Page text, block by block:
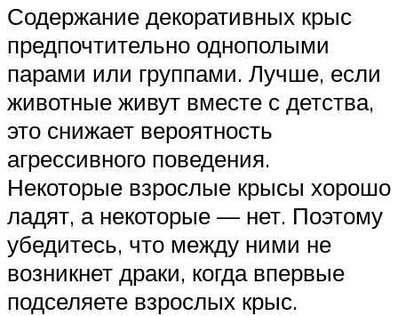
Содержание декоративных крыс
предпочтительно однополыми
парами или группами. Лучше, если
животные живут вместе с детства,
это снижает вероятность
агрессивного поведения.
Некоторые взрослые крысы хорошо
ладят, а некоторые — нет. Поэтому
убедитесь, что между ними не
возникнет драки, когда впервые
подселяете взрослых крыс.